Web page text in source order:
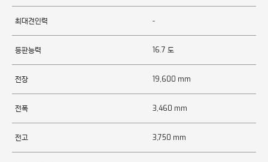
최대견인력 -
등판능력 16.7 도
전장 19,600 mm
전폭 3,460 mm
전고 3,750 mm